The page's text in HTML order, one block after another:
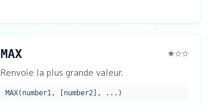
MAX ★☆☆
Renvoie la plus grande valeur.
MAX(number1, [number2], ...)